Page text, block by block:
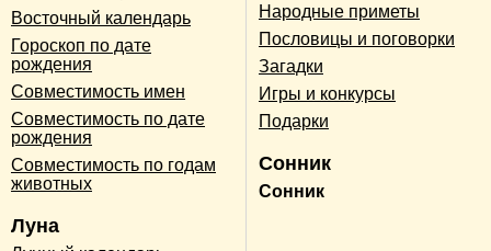
Восточный календарь
Гороскоп по дате
рождения
Совместимость имен
Совместимость по дате
рождения
Совместимость по годам
животных
Луна
Народные приметы
Пословицы и поговорки
Загадки
Игры и конкурсы
Подарки
Сонник
Сонник